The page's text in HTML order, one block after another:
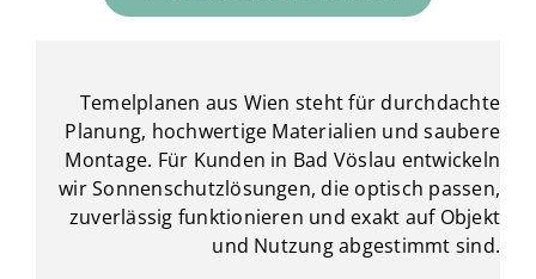
Temelplanen aus Wien steht für durchdachte
Planung, hochwertige Materialien und saubere
Montage. Für Kunden in Bad Vöslau entwickeln
wir Sonnenschutzlösungen, die optisch passen,
zuverlässig funktionieren und exakt auf Objekt
und Nutzung abgestimmt sind.